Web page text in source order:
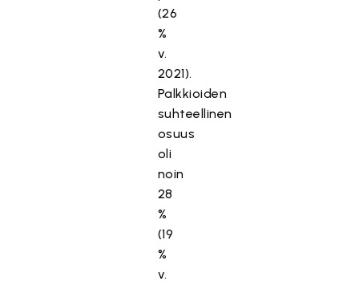
(26
%
v.
2021).
Palkkioiden
suhteellinen
osuus
oli
noin
28
%
(19
%
v.